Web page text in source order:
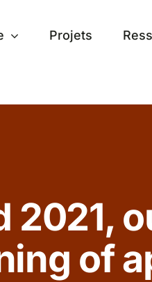
Projets
2021,
of